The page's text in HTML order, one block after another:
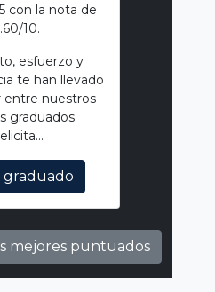
con la nota de
10.
esfuerzo y
te han llevado
entre nuestros
graduados.
graduado
mejores puntuados